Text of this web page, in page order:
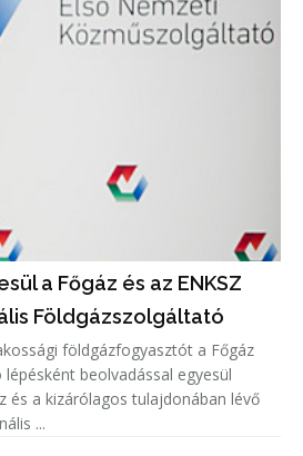
a Főgáz és az ENKSZ
Földgázszolgáltató
földgázfogyasztót a Főgáz
beolvadással egyesül
és a kizárólagos tulajdonában lévő
...